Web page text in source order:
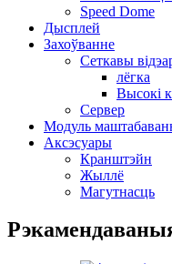
Speed ​​Dome
Дысплей
Захоўванне
Сеткавы
лёгка
Высокі
Сервер
Модуль
Аксэсуары
Кранштэйн
Жыллё
Магутнасць